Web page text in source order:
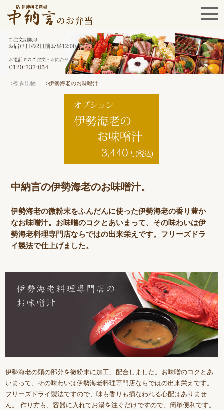
>引き出物 >伊勢海老のお味噌汁
中納言の伊勢海老のお味噌汁。
伊勢海老の微粉末をふんだんに使った伊勢海老の香り豊か
なお味噌汁。お味噌のコクとあいまって、その味わいは伊
勢海老料理専門店ならではの出来栄えです。フリーズドラ
イ製法で仕上げました。
伊勢海老の頭の部分を微粉末に加工、配合しました。お味噌のコクとあ
いまって、その味わいは伊勢海老料理専門店ならではの出来栄えです。
フリーズドライ製法ですので、味も香りも損なわれる心配はありませ
ん。 作り方も、容器に入れてお湯を注ぐだけですので、簡単便利です。